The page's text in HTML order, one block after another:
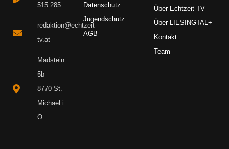
515 285
redaktion@echtzeit-
tv.at
Madstein
5b
8770 St.
Michael i.
O.
Datenschutz
Jugendschutz
AGB
Über Echtzeit-TV
Über LIESINGTAL+
Kontakt
Team